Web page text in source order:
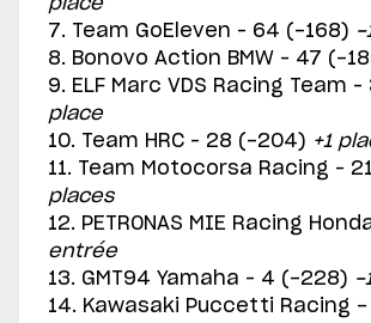
place
7. Team GoEleven – 64 (-168) -
8. Bonovo Action BMW – 47 (-
9. ELF Marc VDS Racing Team
place
10. Team HRC – 28 (-204) +1
11. Team Motocorsa Racing –
places
12. PETRONAS MIE Racing
entrée
13. GMT94 Yamaha – 4 (-228) -
14. Kawasaki Puccetti Racing